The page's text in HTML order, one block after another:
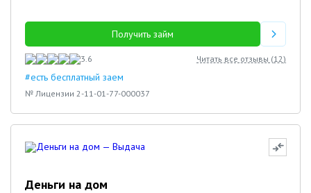
Получить займ
3.6 Читать все отзывы (12)
#есть бесплатный заем
№ Лицензии 2-11-01-77-000037
Деньги на дом